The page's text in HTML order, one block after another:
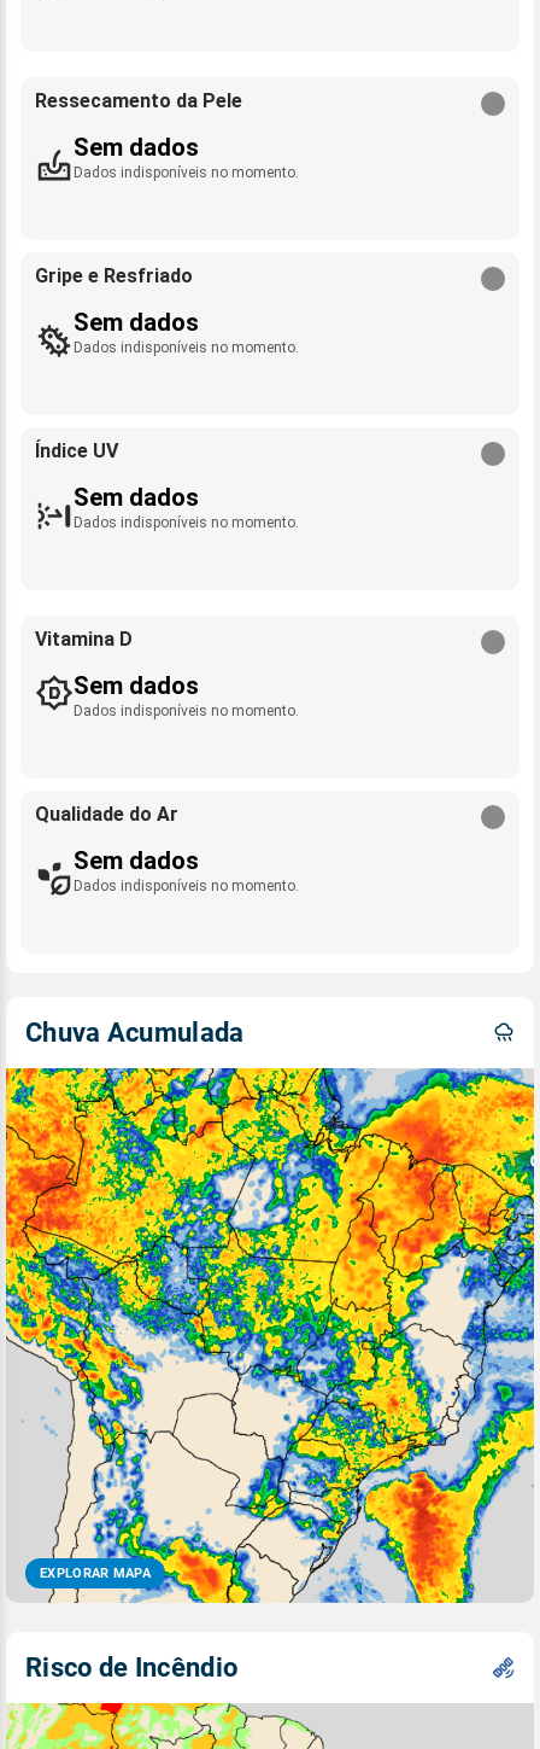
Ressecamento da Pele
Sem dados
Dados indisponíveis no momento.
Gripe e Resfriado
Sem dados
Dados indisponíveis no momento.
Índice UV
Sem dados
Dados indisponíveis no momento.
Vitamina D
Sem dados
Dados indisponíveis no momento.
Qualidade do Ar
Sem dados
Dados indisponíveis no momento.
Chuva Acumulada
EXPLORAR MAPA
Risco de Incêndio